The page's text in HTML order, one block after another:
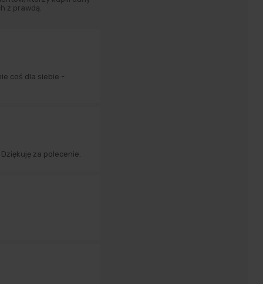
z prawdą.
coś dla siebie -
za polecenie.